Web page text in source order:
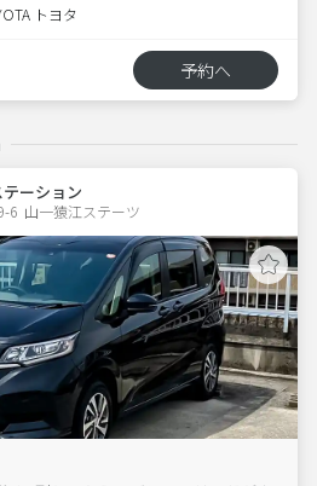
トヨタ
予約へ
ーション
6  山一猿江ステーツ